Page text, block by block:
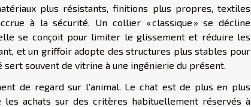
plus résistants, finitions plus propres, textiles
à la sécurité. Un collier « classique » se décline
se conçoit pour limiter le glissement et réduire les
et un griffoir adopte des structures plus stables pour
souvent de vitrine à une ingénierie du présent.
de regard sur l’animal. Le chat est de plus en plus
achats sur des critères habituellement réservés à